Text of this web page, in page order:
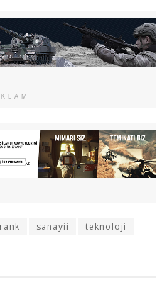
sanayii teknoloji